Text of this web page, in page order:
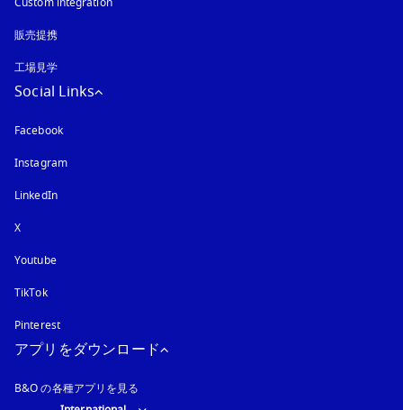
販売提携
工場見学
Social Links
Facebook
Instagram新しいタブに表示されます
LinkedIn
X
Youtube新しいタブに表示されます
TikTok
Pinterest
アプリをダウンロード
B&O の各種アプリを見る